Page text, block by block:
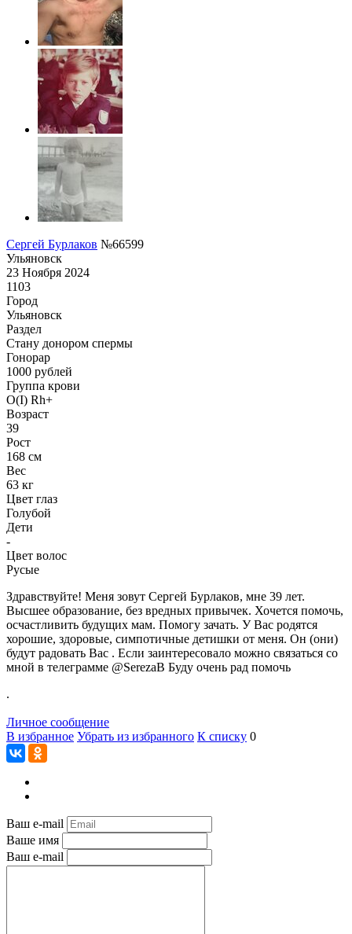
Сергей Бурлаков №66599
Ульяновск
23 Ноября 2024
1103
Город
Ульяновск
Раздел
Стану донором спермы
Гонoрар
1000 рублей
Группа крови
O(I) Rh+
Возраст
39
Рост
168 см
Вес
63 кг
Цвет глаз
Голубой
Дети
-
Цвет волос
Русые
Здравствуйте! Меня зовут Сергей Бурлаков, мне 39 лет.
Высшее образование, без вредных привычек. Хочется помочь,
осчастливить будущих мам. Помогу зачать. У Вас родятся
хорошие, здоровые, симпотичные детишки от меня. Он (они)
будут радовать Вас . Если заинтересовало можно связаться со
мной в телеграмме @SerezaB Буду очень рад помочь
.
Личное сообщение
В избранное Убрать из избранного К списку 0
Ваш e-mail
Ваше имя
Ваш e-mail